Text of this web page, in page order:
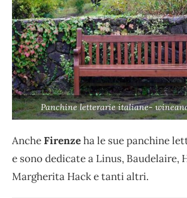
Panchine letterarie italiane-
AncheFirenzeha le sue panchine
e sono dedicate a Linus, Baudelaire,
Margherita Hack e tanti altri.